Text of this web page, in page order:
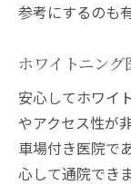
参考にするのも
ホワイトニン
安心してホワイ
やアクセス性が
車場付き医院で
心して通院でき